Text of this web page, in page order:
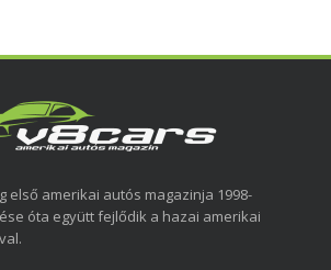
első amerikai autós magazinja 1998-
óta együtt fejlődik a hazai amerikai